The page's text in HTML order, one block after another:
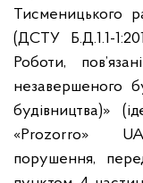
Тисменицького
(ДСТУ Б.Д.1.1-
Роботи,
незавершеного
будівництва)»
«Prozorro» UA-
порушення,